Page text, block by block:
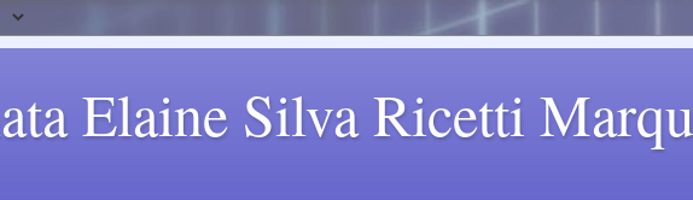
Elaine Silva Ricetti